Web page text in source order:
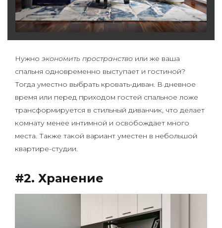
Нужно экономить пространство или же ваша
спальня одновременно выступает и гостиной?
Тогда уместно выбрать кровать-диван. В дневное
время или перед приходом гостей спальное ложе
трансформируется в стильный диванчик, что делает
комнату менее интимной и освобождает много
места. Также такой вариант уместен в небольшой
квартире-студии.
#2. Хранение